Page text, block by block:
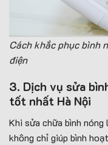
Cách khắc phục bình
điện
3. Dịch vụ sửa
tốt nhất Hà Nội
Khi sửa chữa bình
không chỉ giúp bình